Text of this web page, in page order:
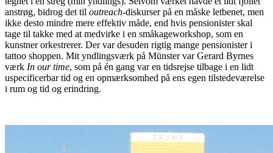
anstrøg, bidrog det til outreach-diskurser på en måske letbenet, men
ikke desto mindre mere effektiv måde, end hvis pensionister skal
tage til takke med at medvirke i en småkageworkshop, som en
kunstner orkestrerer. Der var desuden rigtig mange pensionister i
tattoo shoppen. Mit yndlingsværk på Münster var Gerard Byrnes
værk In our time, som på én gang var en tidsrejse tilbage i en lidt
uspecificerbar tid og en opmærksomhed på ens egen tilstedeværelse
i rum og tid og erindring.